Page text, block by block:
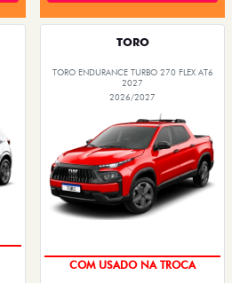
TORO
TORO ENDURANCE TURBO 270 FLEX AT6
2027
2026/2027
OPORTUNIDADE